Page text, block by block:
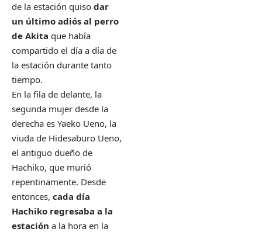
de la estación quiso dar
un último adiós al perro
de Akita que había
compartido el día a día de
la estación durante tanto
tiempo.
En la fila de delante, la
segunda mujer desde la
derecha es Yaeko Ueno, la
viuda de Hidesaburo Ueno,
el antiguo dueño de
Hachiko, que murió
repentinamente. Desde
entonces, cada día
Hachiko regresaba a la
estación a la hora en la